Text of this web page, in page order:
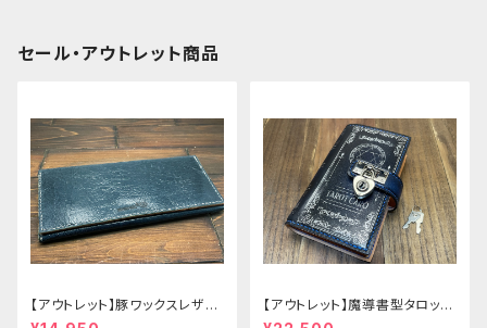
セール・アウトレット商品
【アウトレット】豚ワックスレザー
のかぶせタイプの紳士長財布
【アウトレット】魔導書型タロット
カードケース Grimoire 青の書